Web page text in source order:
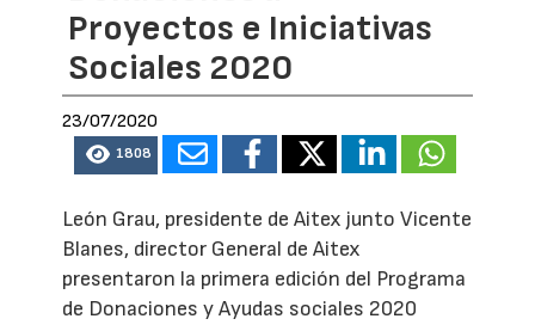
Proyectos e Iniciativas
Sociales 2020
23/07/2020
1808
León Grau, presidente de Aitex junto Vicente
Blanes, director General de Aitex
presentaron la primera edición del Programa
de Donaciones y Ayudas sociales 2020